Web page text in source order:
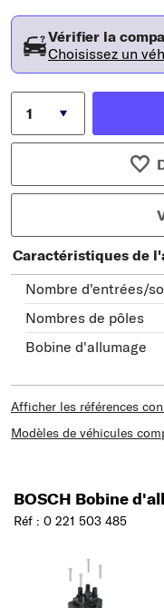
Vérifier la
Choisissez un
Caractéristiques de
Nombre d'entrées/
Nombres de pôles
Bobine d'allumage
Afficher les références
Modèles de véhicules
BOSCH Bobine
Réf : 0 221 503 485